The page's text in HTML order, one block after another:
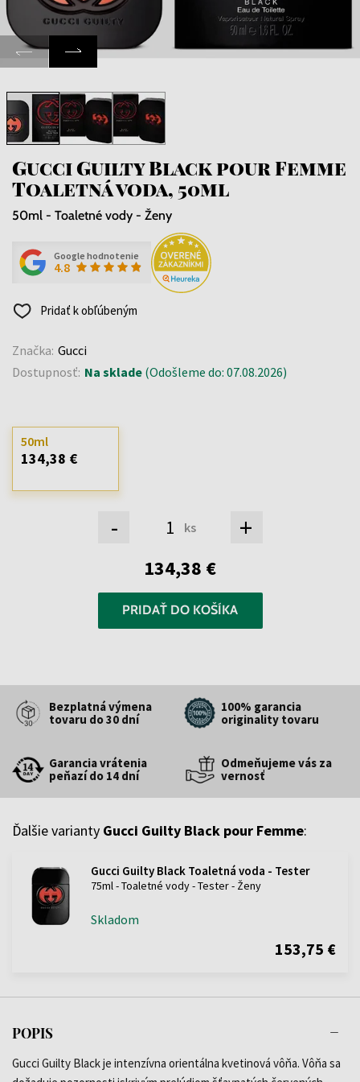
Gucci Guilty Black pour Femme
Toaletná voda, 50ml
50ml - Toaletné vody - Ženy
Google hodnotenie
4.8
Pridať k obľúbeným
Značka: Gucci
Dostupnosť: Na sklade (Odošleme do: 07.08.2026)
- ks +
50ml
134,38 €
134,38 €
PRIDAŤ DO KOŠÍKA
Bezplatná výmena
tovaru do 30 dní
100% garancia
originality tovaru
Garancia vrátenia
peňazí do 14 dní
Odmeňujeme vás za
vernosť
Ďalšie varianty Gucci Guilty Black pour Femme:
Gucci Guilty Black Toaletná voda - Tester
75ml - Toaletné vody - Tester - Ženy
Skladom
153,75 €
POPIS
Gucci Guilty Black je intenzívna orientálna kvetinová vôňa. Vôňa sa